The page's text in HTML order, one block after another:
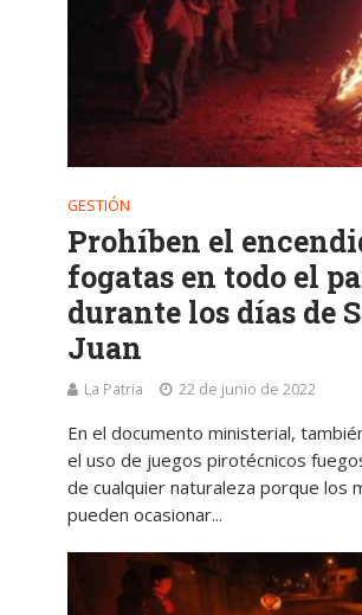
GESTIÓN
Prohíben el
fogatas en todo el
durante los días de
Juan
La Patria 22 de junio de 2022
En el documento ministerial,
el uso de juegos pirotécnicos
de cualquier naturaleza porque los
pueden ocasionar...